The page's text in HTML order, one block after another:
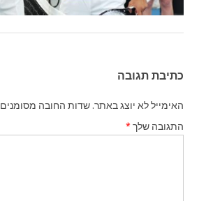
כתיבת תגובה
האימייל לא יוצג באתר.שדות החובה מסומנים
התגובה שלך *